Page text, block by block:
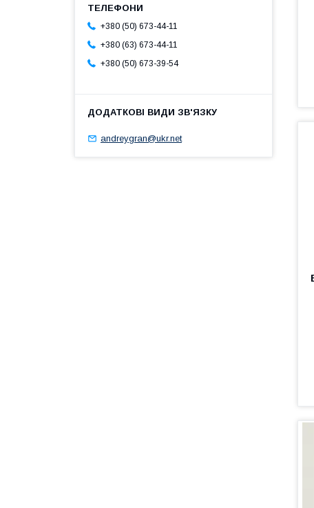
+380 (50) 673-44-11
+380 (63) 673-44-11
+380 (50) 673-39-54
andreygran@ukr.net